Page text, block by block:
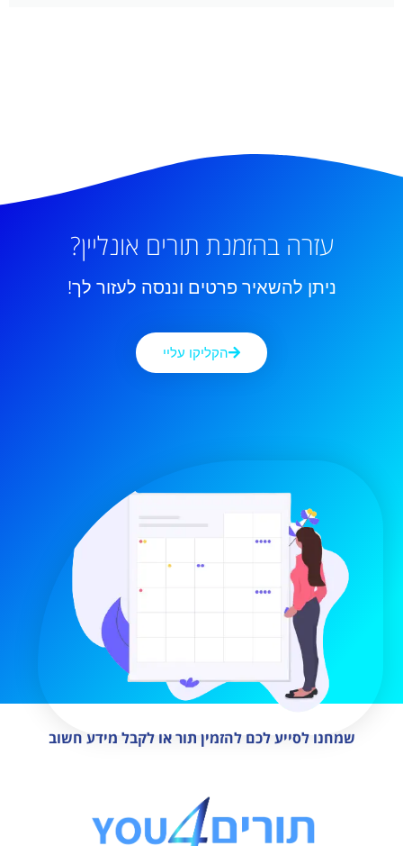
עזרה בהזמנת תורים אונליין?
ניתן להשאיר פרטים וננסה לעזור לך!
הקליקו עליי
שמחנו לסייע לכם להזמין תור או לקבל מידע חשוב